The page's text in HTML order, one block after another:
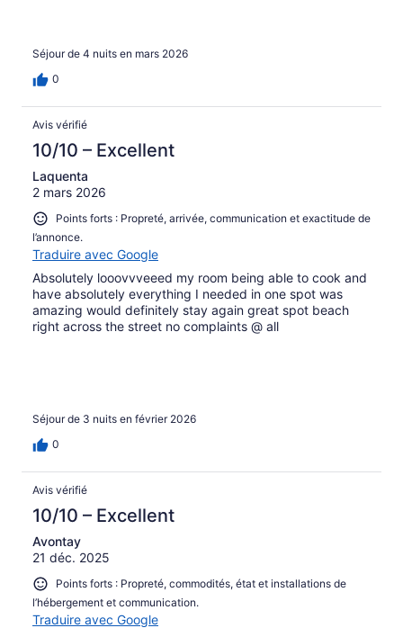
Séjour de 4 nuits en mars 2026
0
Avis vérifié
10/10 – Excellent
Laquenta
2 mars 2026
Points forts : Propreté, arrivée, communication et exactitude de
l’annonce.
Traduire avec Google
Absolutely looovvveeed my room being able to cook and
have absolutely everything I needed in one spot was
amazing would definitely stay again great spot beach
right across the street no complaints @ all
Séjour de 3 nuits en février 2026
0
Avis vérifié
10/10 – Excellent
Avontay
21 déc. 2025
Points forts : Propreté, commodités, état et installations de
l’hébergement et communication.
Traduire avec Google